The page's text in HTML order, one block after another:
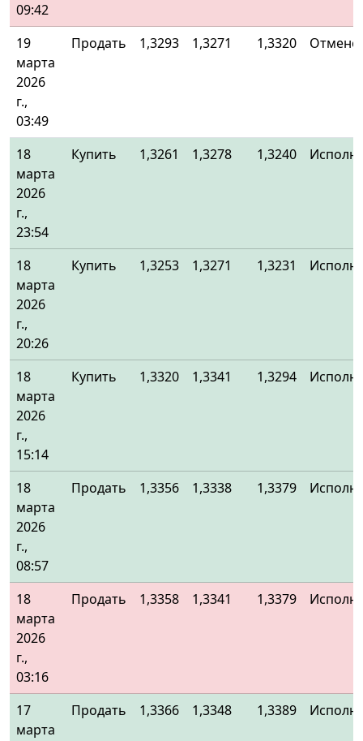
09:42
19
марта
2026
г.,
03:49
Продать 1,3293 1,3271 1,3320
18
марта
2026
г.,
23:54
Купить 1,3261 1,3278 1,3240
18
марта
2026
г.,
20:26
Купить 1,3253 1,3271 1,3231
18
марта
2026
г.,
15:14
Купить 1,3320 1,3341 1,3294
18
марта
2026
г.,
08:57
Продать 1,3356 1,3338 1,3379
18
марта
2026
г.,
03:16
Продать 1,3358 1,3341 1,3379
17
марта
Продать 1,3366 1,3348 1,3389